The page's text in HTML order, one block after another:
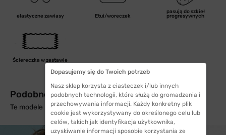
elastyczne zawiasy Etui/woreczek
pasują do szkieł
progresywnych
Ściereczka w zestawie
Podobne produkty z wysyłką w 24h
Te modele mogą Cię zainteresować
Dopasujemy się do Twoich potrzeb
Nasz sklep korzysta z ciasteczek i/lub innych
podobnych technologii, które służą do gromadzenia i
przechowywania informacji. Każdy konkretny plik
cookie jest wykorzystywany do określonego celu lub
celów, takich jak identyfikacja użytkownika,
uzyskiwanie informacji sposobie korzystania ze